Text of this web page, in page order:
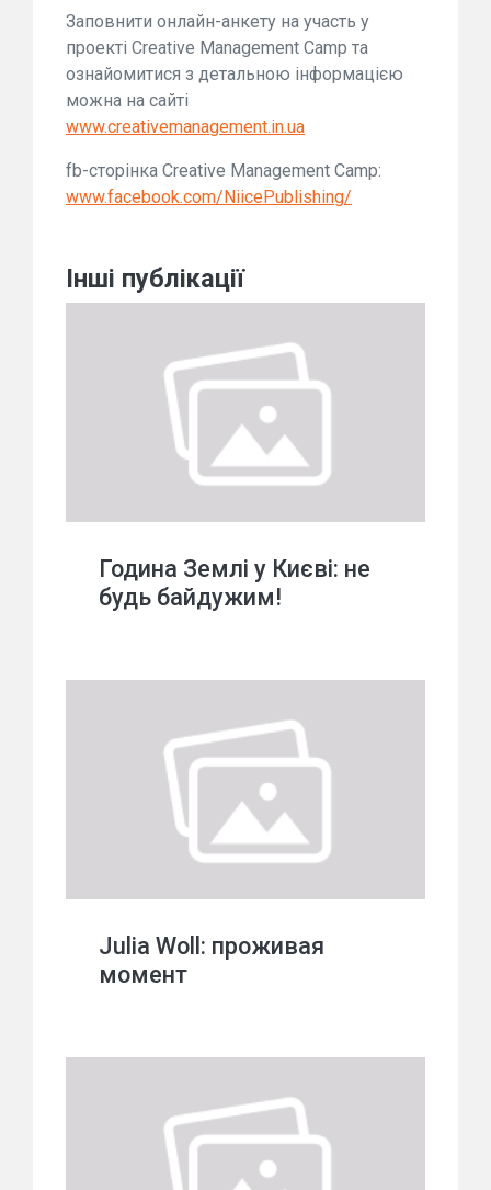
Заповнити онлайн-анкету на участь у
проекті Creative Management Camp та
ознайомитися з детальною інформацією
можна на сайті
www.creativemanagement.in.ua
fb-сторінка Creative Management Camp:
www.facebook.com/NiicePublishing/
Інші публікації
Година Землі у Києві: не
будь байдужим!
Julia Woll: проживая
момент